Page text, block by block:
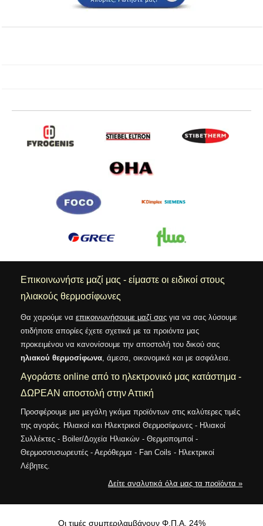
Επικοινωνήστε μαζί μας - είμαστε οι ειδικοί στους
ηλιακούς θερμοσίφωνες
Θα χαρούμε να επικοινωνήσουμε μαζί σας για να σας λύσουμε
οτιδήποτε απορίες έχετε σχετικά με τα προιόντα μας
προκειμένου να κανονίσουμε την αποστολή του δικού σας
ηλιακού θερμοσίφωνα, άμεσα, οικονομικά και με ασφάλεια.
Αγοράστε online από το ηλεκτρονικό μας κατάστημα -
ΔΩΡΕΑΝ αποστολή στην Αττική
Προσφέρουμε μια μεγάλη γκάμα προϊόντων στις καλύτερες τιμές
της αγοράς. Ηλιακοί και Ηλεκτρικοί Θερμοσίφωνες - Ηλιακοί
Συλλέκτες - Boiler/Δοχεία Ηλιακών - Θερμοπομποί -
Θερμοσσυσωρευτές - Αερόθερμα - Fan Coils - Ηλεκτρικοί
Λέβητες.
Δείτε αναλυτικά όλα μας τα προϊόντα »
Oι τιμές συμπεριλαμβάνουν Φ.Π.Α. 24%